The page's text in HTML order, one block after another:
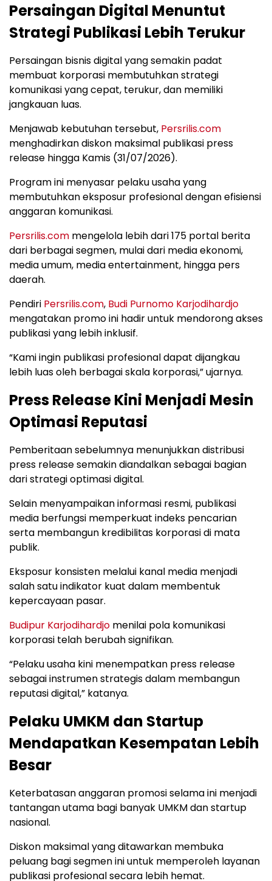
Persaingan Digital Menuntut
Strategi Publikasi Lebih Terukur
Persaingan bisnis digital yang semakin padat
membuat korporasi membutuhkan strategi
komunikasi yang cepat, terukur, dan memiliki
jangkauan luas.
Menjawab kebutuhan tersebut, Persrilis.com
menghadirkan diskon maksimal publikasi press
release hingga Kamis (31/07/2026).
Program ini menyasar pelaku usaha yang
membutuhkan eksposur profesional dengan efisiensi
anggaran komunikasi.
Persrilis.com mengelola lebih dari 175 portal berita
dari berbagai segmen, mulai dari media ekonomi,
media umum, media entertainment, hingga pers
daerah.
Pendiri Persrilis.com, Budi Purnomo Karjodihardjo
mengatakan promo ini hadir untuk mendorong akses
publikasi yang lebih inklusif.
“Kami ingin publikasi profesional dapat dijangkau
lebih luas oleh berbagai skala korporasi,” ujarnya.
Press Release Kini Menjadi Mesin
Optimasi Reputasi
Pemberitaan sebelumnya menunjukkan distribusi
press release semakin diandalkan sebagai bagian
dari strategi optimasi digital.
Selain menyampaikan informasi resmi, publikasi
media berfungsi memperkuat indeks pencarian
serta membangun kredibilitas korporasi di mata
publik.
Eksposur konsisten melalui kanal media menjadi
salah satu indikator kuat dalam membentuk
kepercayaan pasar.
Budipur Karjodihardjo menilai pola komunikasi
korporasi telah berubah signifikan.
“Pelaku usaha kini menempatkan press release
sebagai instrumen strategis dalam membangun
reputasi digital,” katanya.
Pelaku UMKM dan Startup
Mendapatkan Kesempatan Lebih
Besar
Keterbatasan anggaran promosi selama ini menjadi
tantangan utama bagi banyak UMKM dan startup
nasional.
Diskon maksimal yang ditawarkan membuka
peluang bagi segmen ini untuk memperoleh layanan
publikasi profesional secara lebih hemat.